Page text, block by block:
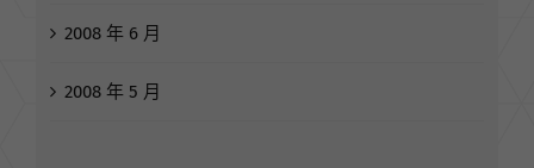
2008 年 6 月
2008 年 5 月